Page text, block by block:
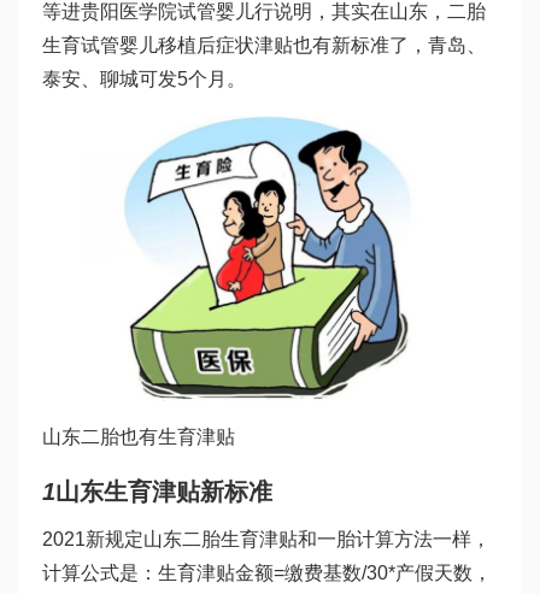
等进贵阳医学院试管婴儿行说明，其实在山东，二胎
生育试管婴儿移植后症状津贴也有新标准了，青岛、
泰安、聊城可发5个月。
山东二胎也有生育津贴
1山东生育津贴新标准
2021新规定山东二胎生育津贴和一胎计算方法一样，
计算公式是：生育津贴金额=缴费基数/30*产假天数，